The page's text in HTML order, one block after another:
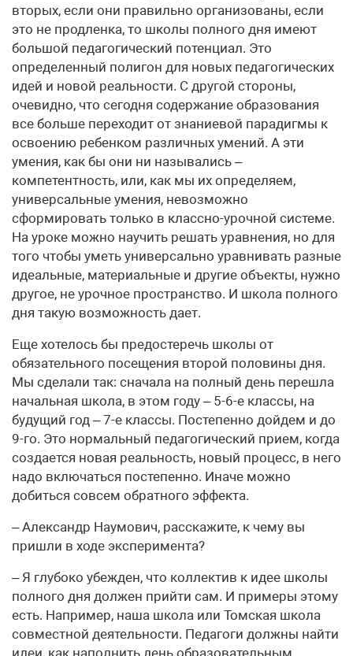
вторых, если они правильно организованы, если
это не продленка, то школы полного дня имеют
большой педагогический потенциал. Это
определенный полигон для новых педагогических
идей и новой реальности. С другой стороны,
очевидно, что сегодня содержание образования
все больше переходит от знаниевой парадигмы к
освоению ребенком различных умений. А эти
умения, как бы они ни назывались –
компетентность, или, как мы их определяем,
универсальные умения, невозможно
сформировать только в классно-урочной системе.
На уроке можно научить решать уравнения, но для
того чтобы уметь универсально уравнивать разные
идеальные, материальные и другие объекты, нужно
другое, не урочное пространство. И школа полного
дня такую возможность дает.
Еще хотелось бы предостеречь школы от
обязательного посещения второй половины дня.
Мы сделали так: сначала на полный день перешла
начальная школа, в этом году – 5-6-е классы, на
будущий год – 7-е классы. Постепенно дойдем и до
9-го. Это нормальный педагогический прием, когда
создается новая реальность, новый процесс, в него
надо включаться постепенно. Иначе можно
добиться совсем обратного эффекта.
– Александр Наумович, расскажите, к чему вы
пришли в ходе эксперимента?
– Я глубоко убежден, что коллектив к идее школы
полного дня должен прийти сам. И примеры этому
есть. Например, наша школа или Томская школа
совместной деятельности. Педагоги должны найти
идеи, как наполнить день образовательным